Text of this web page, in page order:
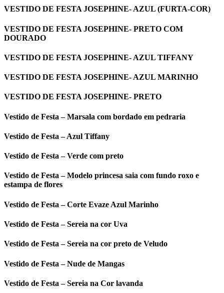
VESTIDO DE FESTA JOSEPHINE- AZUL (FURTA-COR)
VESTIDO DE FESTA JOSEPHINE- PRETO COM
DOURADO
VESTIDO DE FESTA JOSEPHINE- AZUL TIFFANY
VESTIDO DE FESTA JOSEPHINE- AZUL MARINHO
VESTIDO DE FESTA JOSEPHINE- PRETO
Vestido de Festa – Marsala com bordado em pedraria
Vestido de Festa – Azul Tiffany
Vestido de Festa – Verde com preto
Vestido de Festa – Modelo princesa saia com fundo roxo e
estampa de flores
Vestido de Festa – Corte Evaze Azul Marinho
Vestido de Festa – Sereia na cor Uva
Vestido de Festa – Sereia na cor preto de Veludo
Vestido de Festa – Nude de Mangas
Vestido de Festa – Sereia na Cor lavanda